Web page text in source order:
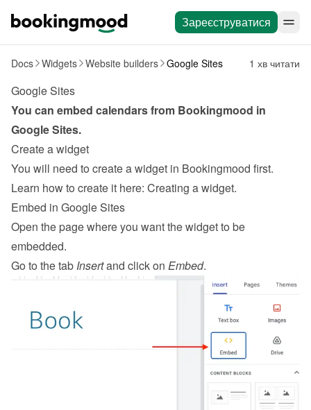
Зареєструватися
Docs Widgets Website builders Google Sites 1 хв читати
Google Sites
Google Sites.
Create a widget
You will need to create a widget in Bookingmood first.
Learn how to create it here: Creating a widget.
Embed in Google Sites
Open the page where you want the widget to be
embedded.
Go to the tab Insert and click on Embed.